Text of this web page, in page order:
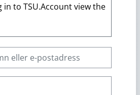
in to TSU.Account view the